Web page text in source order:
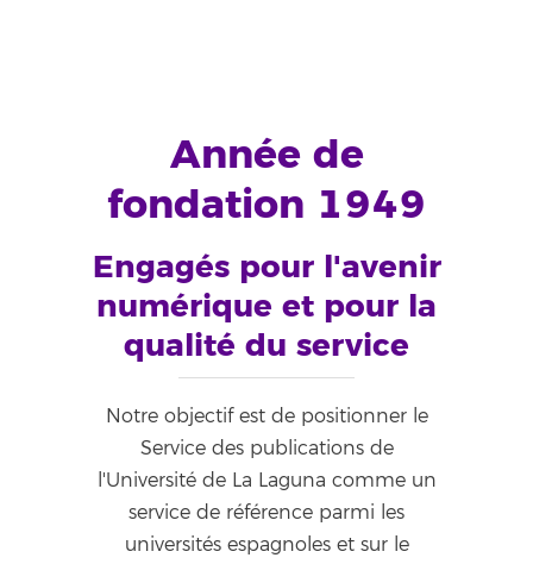
Année de
fondation 1949
Engagés pour l'avenir
numérique et pour la
qualité du service
Notre objectif est de positionner le
Service des publications de
l'Université de La Laguna comme un
service de référence parmi les
universités espagnoles et sur le